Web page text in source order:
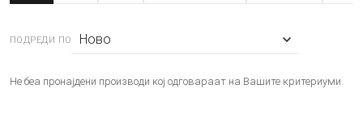
ПОДРЕДИ ПО
Не беа пронајдени производи кој одговараат на Вашите критериуми.